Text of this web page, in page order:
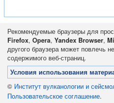
Рекомендуемые браузеры для
Firefox, Opera, Yandex Browser,
другого браузера может повлечь
содержимого веб-страниц.
Условия использования
© Институт вулканологии и
Пользовательское соглашение.